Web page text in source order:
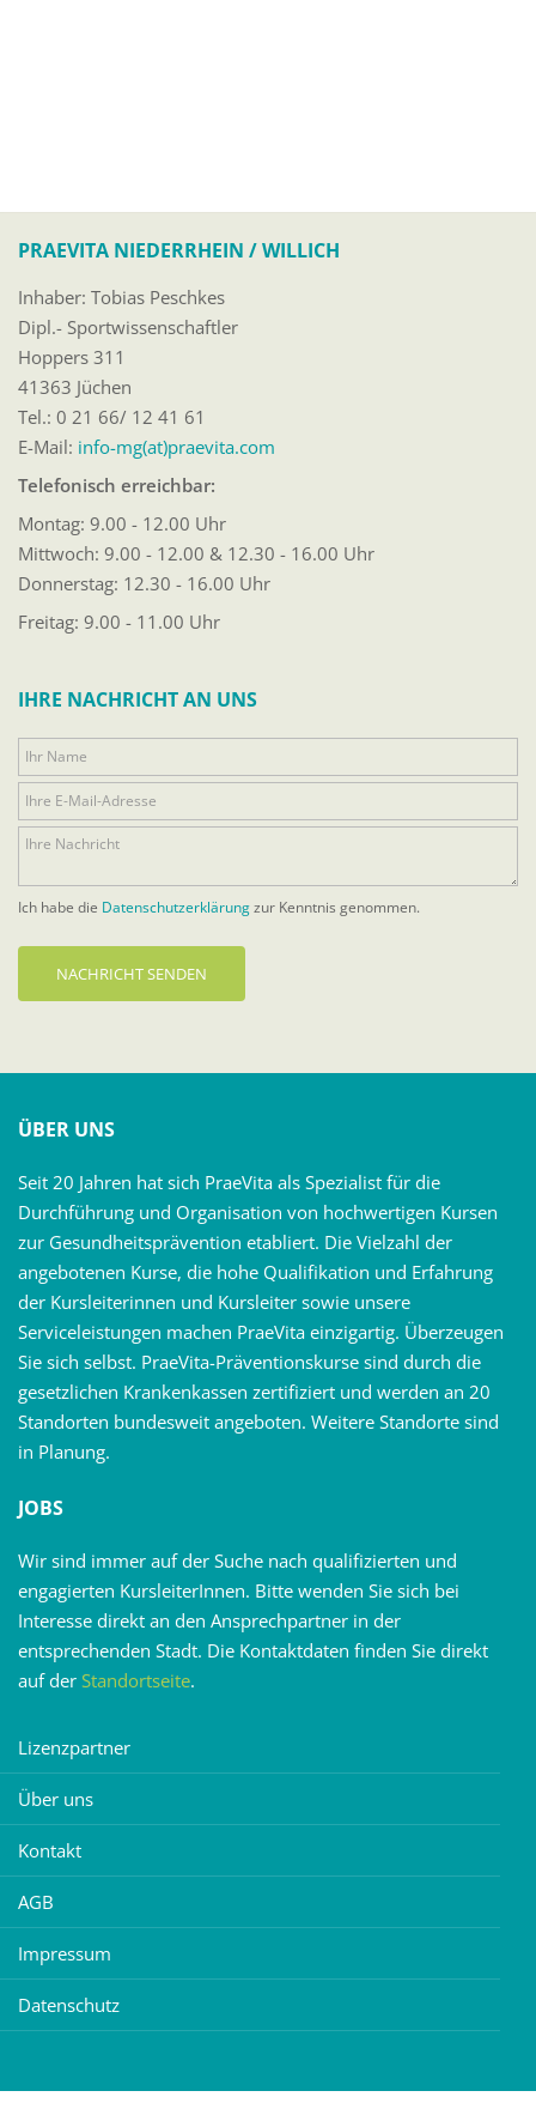
PRAEVITA NIEDERRHEIN / WILLICH
Inhaber: Tobias Peschkes
Dipl.- Sportwissenschaftler
Hoppers 311
41363 Jüchen
Tel.: 0 21 66/ 12 41 61
E-Mail: info-mg(at)praevita.com
Telefonisch erreichbar:
Montag: 9.00 - 12.00 Uhr
Mittwoch: 9.00 - 12.00 & 12.30 - 16.00 Uhr
Donnerstag: 12.30 - 16.00 Uhr
Freitag: 9.00 - 11.00 Uhr
IHRE NACHRICHT AN UNS
Ich habe die Datenschutzerklärungzur Kenntnis genommen.
ÜBER UNS
Seit 20 Jahren hat sich PraeVita als Spezialist für die
Durchführung und Organisation von hochwertigen Kursen
zur Gesundheitsprävention etabliert. Die Vielzahl der
angebotenen Kurse, die hohe Qualifikation und Erfahrung
der Kursleiterinnen und Kursleiter sowie unsere
Serviceleistungen machen PraeVita einzigartig. Überzeugen
Sie sich selbst. PraeVita-Präventionskurse sind durch die
gesetzlichen Krankenkassen zertifiziert und werden an 20
Standorten bundesweit angeboten. Weitere Standorte sind
in Planung.
JOBS
Wir sind immer auf der Suche nach qualifizierten und
engagierten KursleiterInnen. Bitte wenden Sie sich bei
Interesse direkt an den Ansprechpartner in der
entsprechenden Stadt. Die Kontaktdaten finden Sie direkt
auf der Standortseite.
Lizenzpartner
Über uns
Kontakt
AGB
Impressum
Datenschutz